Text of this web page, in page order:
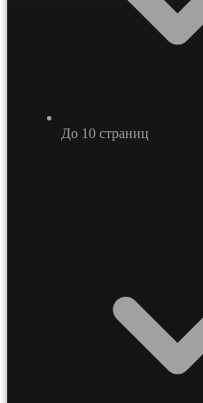
До 10 страниц